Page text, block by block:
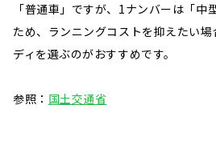
「普通車」ですが、1ナンバーは「中
ため、ランニングコストを抑えたい
ディを選ぶのがおすすめです。
参照： 国土交通省